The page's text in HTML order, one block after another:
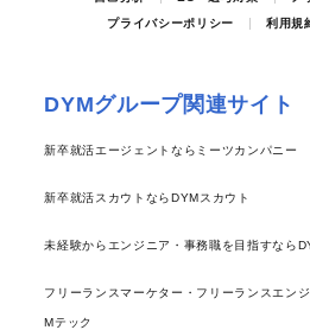
プライバシーポリシー
利用規
DYMグループ関連サイト
新卒就活エージェントならミーツカンパニー
新卒就活スカウトならDYMスカウト
未経験からエンジニア・事務職を目指すなら
フリーランスマーケター・フリーランスエン
Mテック